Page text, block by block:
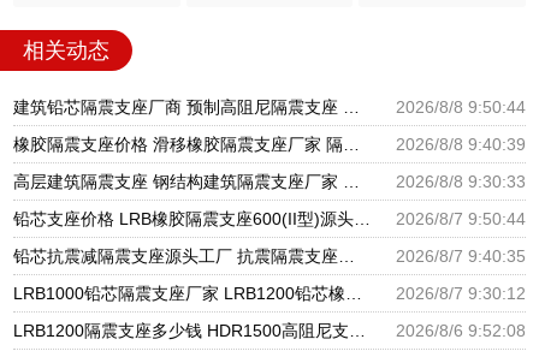
相关动态
2026/8/8 9:50:44
2026/8/8 9:40:39
2026/8/8 9:30:33
2026/8/7 9:50:44
2026/8/7 9:40:35
2026/8/7 9:30:12
2026/8/6 9:52:08